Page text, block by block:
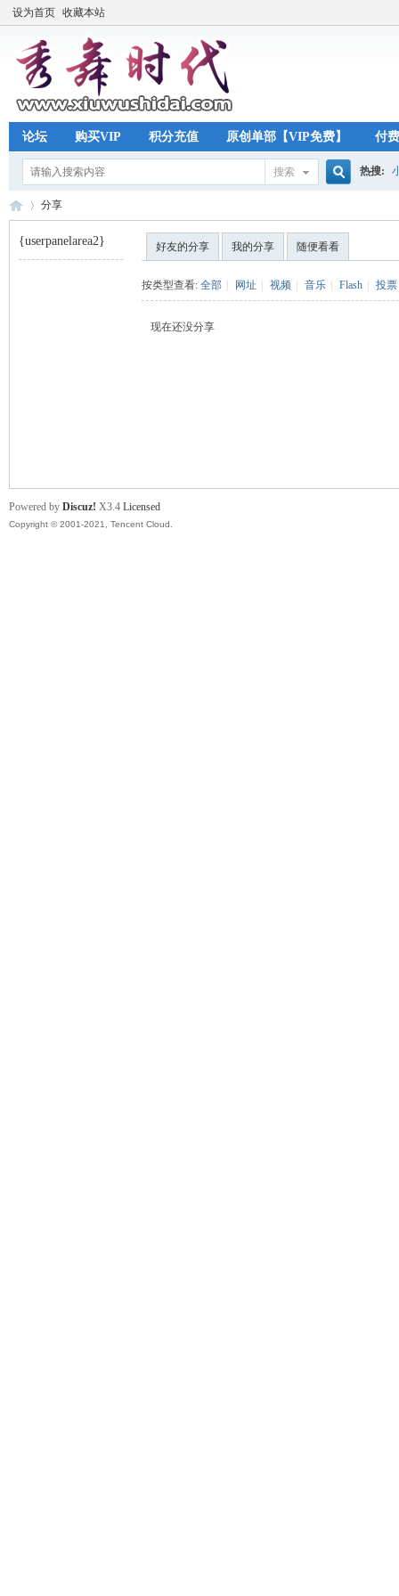
设为首页 收藏本站
论坛 购买VIP 积分充值 原创单部【VIP免费】 付
搜索 热搜:
分享
{userpanelarea2} 好友的分享 我的分享 随便看看
按类型查看: 全部 网址 视频 音乐 Flash 投票
现在还没分享
Powered by Discuz! X3.4 Licensed
Copyright © 2001-2021, Tencent Cloud.